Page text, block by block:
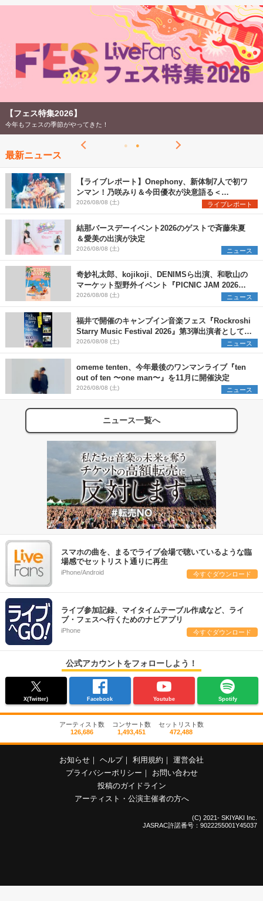
【フェス特集2026】
今年もフェスの季節がやってきた！
最新ニュース
【ライブレポート】Onephony、新体制7人で初ワ
ンマン！乃咲みり＆今田優衣が決意語る＜
Onephony新体制1st Oneman Live はじまりの夏
＞
2026/08/08 (土) ライブレポート
結那バースデーイベント2026のゲストで斉藤朱夏
＆愛美の出演が決定
2026/08/08 (土) ニュース
奇妙礼太郎、kojikoji、DENIMSら出演、和歌山の
マーケット型野外イベント『PICNIC JAM 2026』
早割チケット発売開始
2026/08/08 (土) ニュース
福井で開催のキャンプイン音楽フェス『Rockroshi
Starry Music Festival 2026』第3弾出演者として
SCOOBIE DO、かりゆし58、Reiを発表
2026/08/08 (土) ニュース
omeme tenten、今年最後のワンマンライブ『ten
out of ten 〜one man〜』を11月に開催決定
2026/08/08 (土) ニュース
ニュース一覧へ
スマホの曲を、まるでライブ会場で聴いているような臨
場感でセットリスト通りに再生
iPhone/Android 今すぐダウンロード
ライブ参加記録、マイタイムテーブル作成など、ライ
ブ・フェスへ行くためのナビアプリ
iPhone 今すぐダウンロード
公式アカウントをフォローしよう！
X(Twitter) Facebook Youtube Spotify
アーティスト数
126,686
コンサート数
1,493,451
セットリスト数
472,488
お知らせ ヘルプ 利用規約
運営会社
プライバシーポリシー
お問い合わせ
投稿のガイドライン
アーティスト・公演主催者の方へ
(C) 2021- SKIYAKI Inc.
JASRAC許諾番号：9022255001Y45037